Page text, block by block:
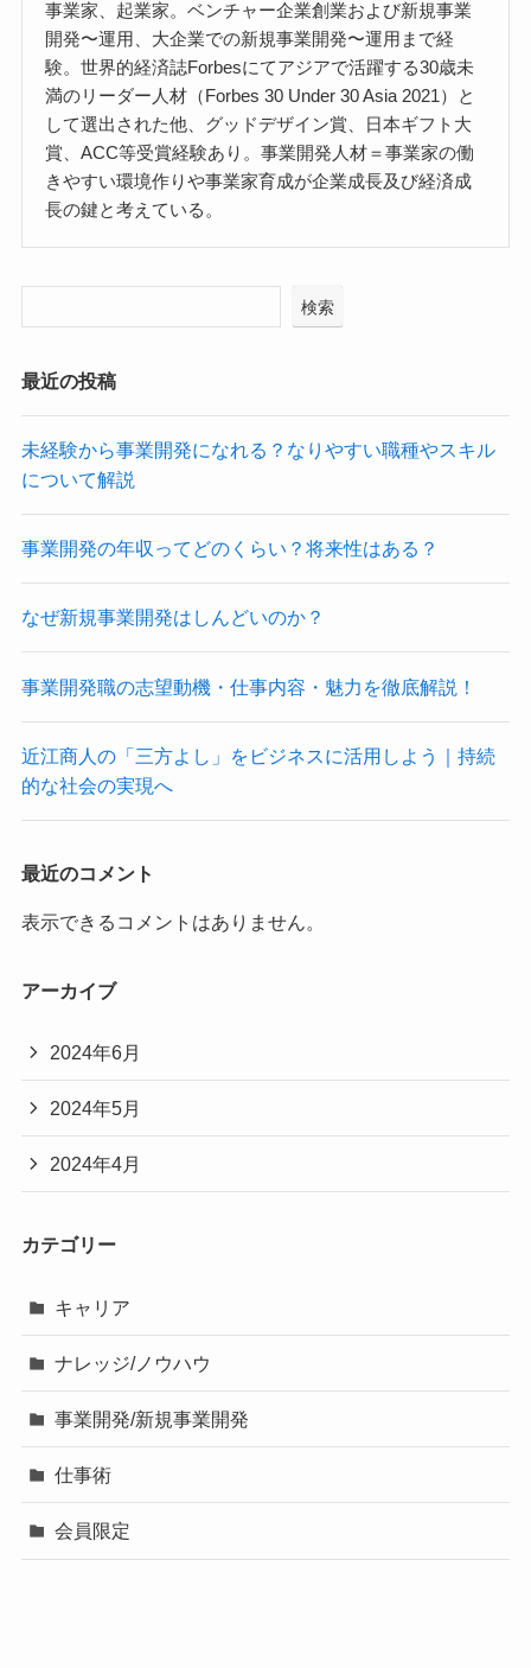
事業家、起業家。ベンチャー企業創業および新規事業
開発〜運用、大企業での新規事業開発〜運用まで経
験。世界的経済誌Forbesにてアジアで活躍する30歳未
満のリーダー人材（Forbes 30 Under 30 Asia 2021）と
して選出された他、グッドデザイン賞、日本ギフト大
賞、ACC等受賞経験あり。事業開発人材＝事業家の働
きやすい環境作りや事業家育成が企業成長及び経済成
長の鍵と考えている。
検索
最近の投稿
未経験から事業開発になれる？なりやすい職種やスキル
について解説
事業開発の年収ってどのくらい？将来性はある？
なぜ新規事業開発はしんどいのか？
事業開発職の志望動機・仕事内容・魅力を徹底解説！
近江商人の「三方よし」をビジネスに活用しよう｜持続
的な社会の実現へ
最近のコメント
表示できるコメントはありません。
アーカイブ
2024年6月
2024年5月
2024年4月
カテゴリー
キャリア
ナレッジ/ノウハウ
事業開発/新規事業開発
仕事術
会員限定